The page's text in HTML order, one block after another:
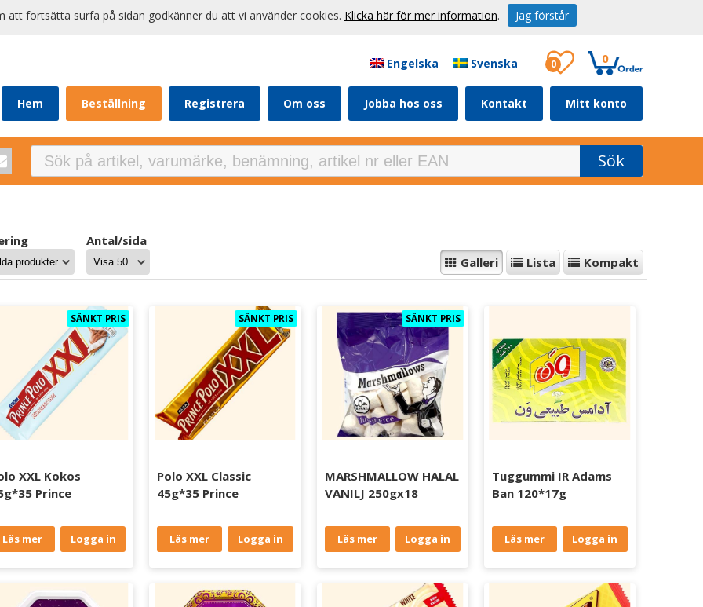
0
0
Engelska Svenska
Hem Beställning Registrera Om oss Jobba hos oss Kontakt Mitt konto
Sök
Antal/sida
Galleri
Lista Kompakt
SÄNKT PRIS
XXL Kokos
Prince
Läs mer Logga in
SÄNKT PRIS
Polo XXL Classic
45g*35 Prince
Läs mer Logga in
SÄNKT PRIS
MARSHMALLOW HALAL
VANILJ 250gx18
Läs mer Logga in
Tuggummi IR Adams
Ban 120*17g
Läs mer Logga in
att fortsätta surfa på sidan godkänner du att vi använder cookies. Klicka här för mer information. Jag förstår